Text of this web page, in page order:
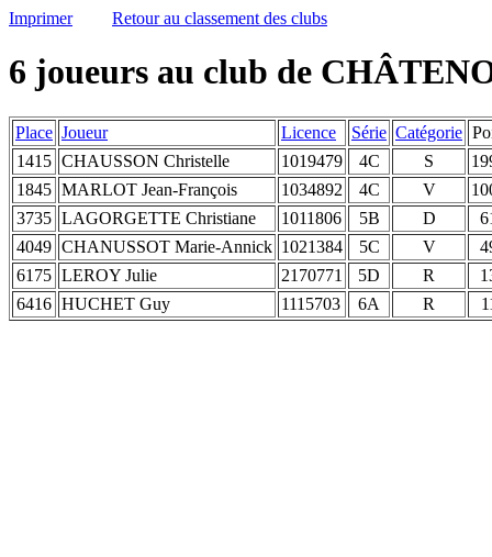
Imprimer Retour au classement des clubs
6 joueurs au club de
Place Joueur Licence Série Catégorie
1415 CHAUSSON Christelle 1019479 4C S
1845 MARLOT Jean-François 1034892 4C V
3735 LAGORGETTE Christiane 1011806 5B D
4049 CHANUSSOT Marie-Annick 1021384 5C V
6175 LEROY Julie 2170771 5D R
6416 HUCHET Guy 1115703 6A R